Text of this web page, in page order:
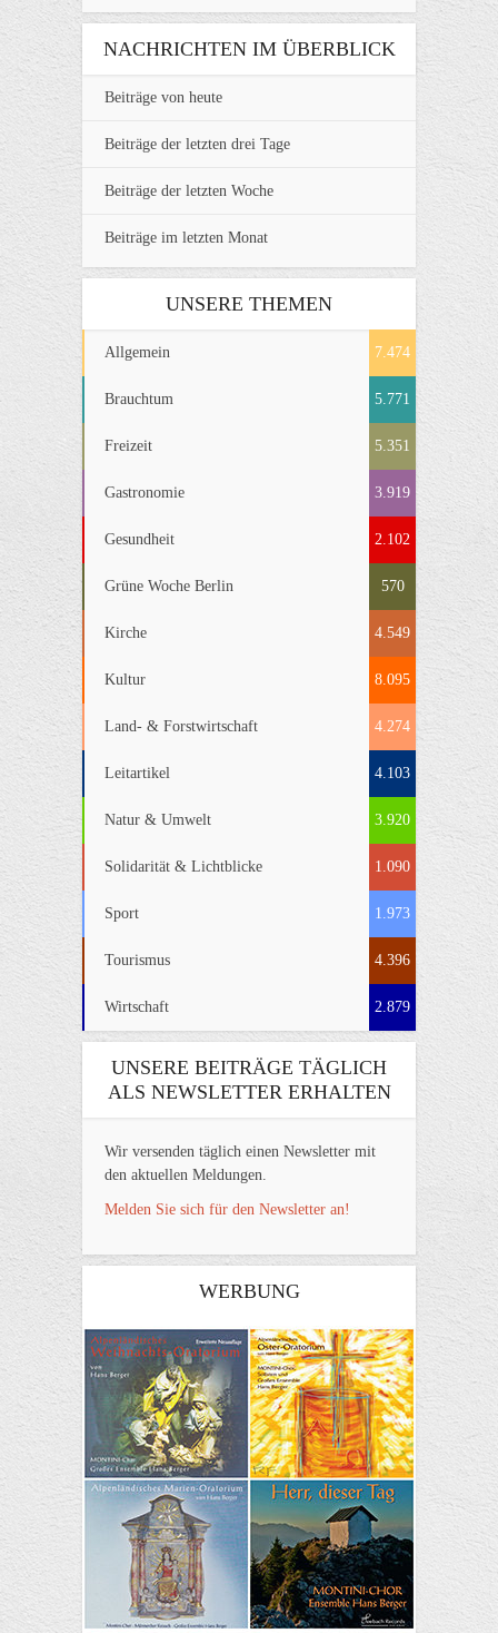
NACHRICHTEN IM ÜBERBLICK
Beiträge von heute
Beiträge der letzten drei Tage
Beiträge der letzten Woche
Beiträge im letzten Monat
UNSERE THEMEN
Allgemein 7.474
Brauchtum 5.771
Freizeit 5.351
Gastronomie 3.919
Gesundheit 2.102
Grüne Woche Berlin 570
Kirche 4.549
Kultur 8.095
Land- & Forstwirtschaft 4.274
Leitartikel 4.103
Natur & Umwelt 3.920
Solidarität & Lichtblicke 1.090
Sport 1.973
Tourismus 4.396
Wirtschaft 2.879
UNSERE BEITRÄGE TÄGLICH
ALS NEWSLETTER ERHALTEN
Wir versenden täglich einen Newsletter mit
den aktuellen Meldungen.
Melden Sie sich für den Newsletter an!
WERBUNG